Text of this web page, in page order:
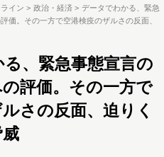
イン 政治・経済
データでわかる、緊急
価。その一方で空港検疫のザルさの反面、
、緊急事態宣言の
評価。その一方で
さの反面、迫りく